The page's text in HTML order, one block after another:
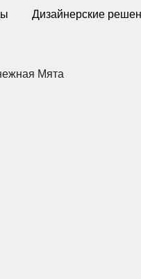
Дизайнерские
Мята